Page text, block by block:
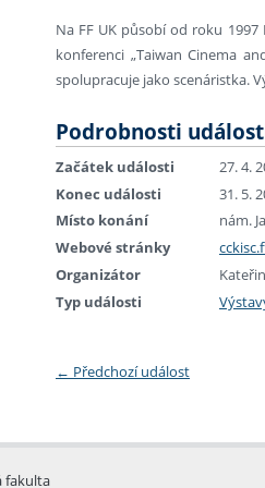
Na FF UK působí od roku
konferenci „Taiwan Cinema
spolupracuje jako scenáristka.
Podrobnosti
Začátek události
27. 4.
Konec události
31. 5.
Místo konání
nám.
Webové stránky
Organizátor
Typ události
← Předchozí událost
fakulta